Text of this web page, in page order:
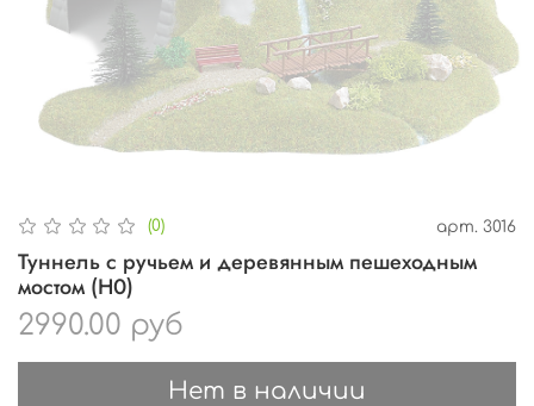
(0) арт. 3016
Туннель с ручьем и деревянным пешеходным
мостом (H0)
2990.00 руб
Нет в наличии